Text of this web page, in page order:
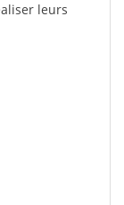
leurs